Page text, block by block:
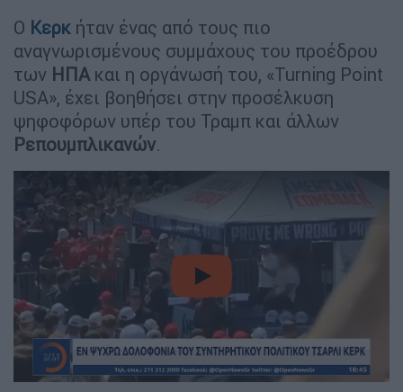
Ο Κερκ ήταν ένας από τους πιο
αναγνωρισμένους συμμάχους του προέδρου
των ΗΠΑ και η οργάνωσή του, «Turning Point
USA», έχει βοηθήσει στην προσέλκυση
ψηφοφόρων υπέρ του Τραμπ και άλλων
Ρεπουμπλικανών.
video